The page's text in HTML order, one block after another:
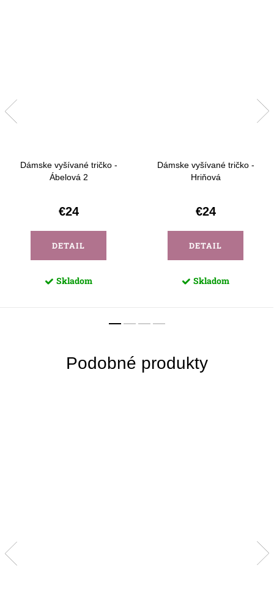
Dámske vyšívané tričko -
Ábelová 2
€24
DETAIL
Skladom
Dámske vyšívané tričko -
Hriňová
€24
DETAIL
Skladom